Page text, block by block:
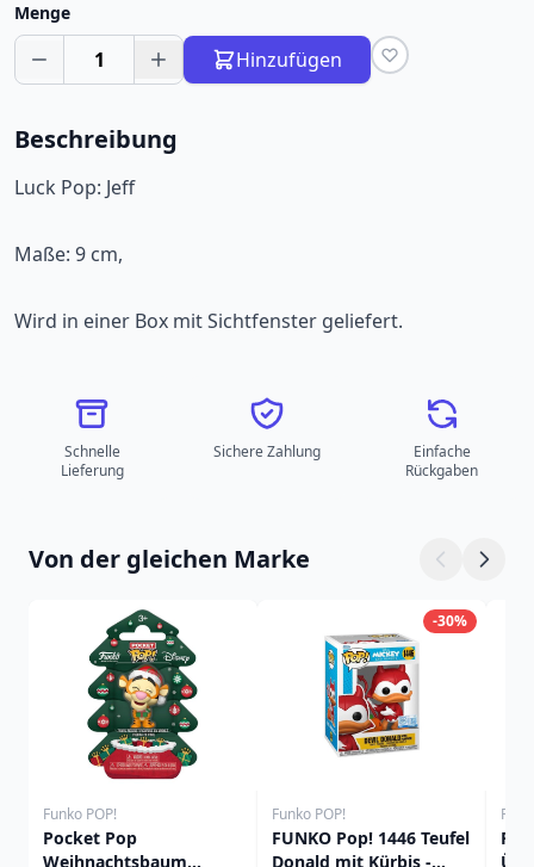
Menge
1 Hinzufügen
Beschreibung
Luck Pop: Jeff
Maße: 9 cm,
Wird in einer Box mit Sichtfenster geliefert.
Schnelle
Lieferung
Sichere Zahlung
Einfache
Rückgaben
Von der gleichen Marke
Funko POP!
Pocket Pop
Weihnachtsbaum
-30%
Funko POP!
FUNKO Pop! 1446 Teufel
Donald mit Kürbis -